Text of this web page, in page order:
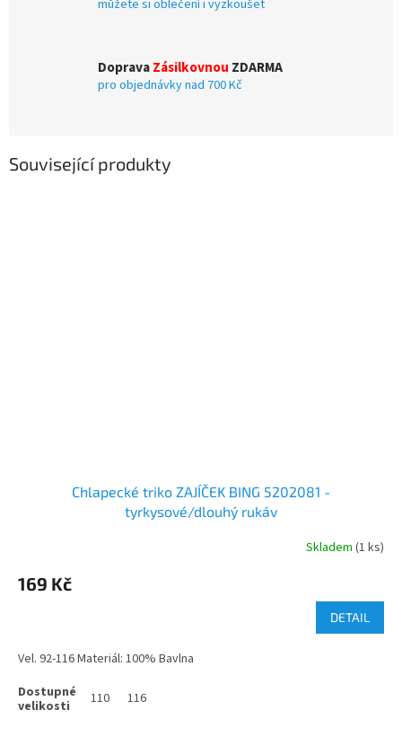
můžete si oblečení i vyzkoušet
DopravaZásilkovnou ZDARMA
pro objednávky nad 700 Kč
Související produkty
Chlapecké triko ZAJÍČEK BING 5202081 -
tyrkysové/dlouhý rukáv
Skladem (1 ks)
169 Kč
DETAIL
Vel. 92-116 Materiál: 100% Bavlna
110 116